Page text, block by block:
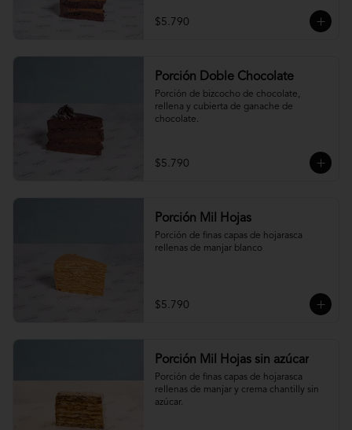
$5.790
Porción Doble Chocolate
Porción de bizcocho de chocolate,
rellena y cubierta de ganache de
chocolate.
$5.790
Porción Mil Hojas
Porción de finas capas de hojarasca
rellenas de manjar blanco
$5.790
Porción Mil Hojas sin azúcar
Porción de finas capas de hojarasca
rellenas de manjar y crema chantilly sin
azúcar.